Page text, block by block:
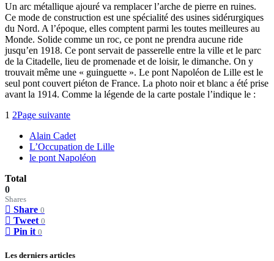
Un arc métallique ajouré va remplacer l’arche de pierre en ruines.
Ce mode de construction est une spécialité des usines sidérurgiques
du Nord. A l’époque, elles comptent parmi les toutes meilleures au
Monde. Solide comme un roc, ce pont ne prendra aucune ride
jusqu’en 1918. Ce pont servait de passerelle entre la ville et le parc
de la Citadelle, lieu de promenade et de loisir, le dimanche. On y
trouvait même une « guinguette ». Le pont Napoléon de Lille est le
seul pont couvert piéton de France. La photo noir et blanc a été prise
avant la 1914. Comme la légende de la carte postale l’indique le :
1 2Page suivante
Alain Cadet
L’Occupation de Lille
le pont Napoléon
Total
0
Shares
Share 0
Tweet 0
Pin it 0
Les derniers articles